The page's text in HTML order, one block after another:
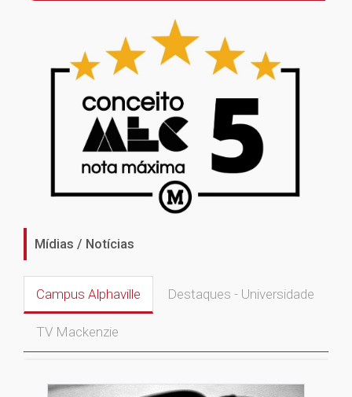
Mídias / Notícias
Campus Alphaville Destaques - Universidade
TV Mackenzie